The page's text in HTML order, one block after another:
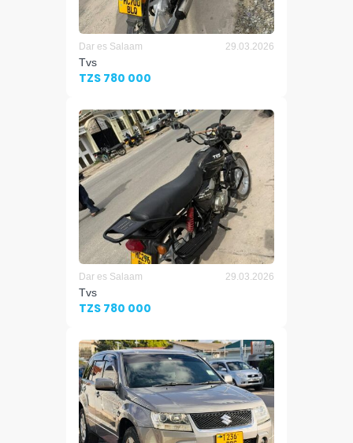
Dar es Salaam 29.03.2026
Tvs
TZS 780 000
Dar es Salaam 29.03.2026
Tvs
TZS 780 000